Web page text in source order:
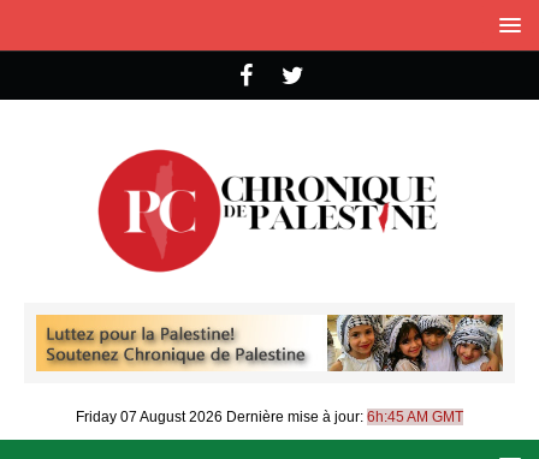
Friday 07 August 2026 Dernière mise à jour: 6h:45 AM GMT